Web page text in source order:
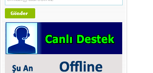
Kaplama Kalınlığı Ölçüm
Cihazları
Ultrasonik Kalınlık Ölçüm